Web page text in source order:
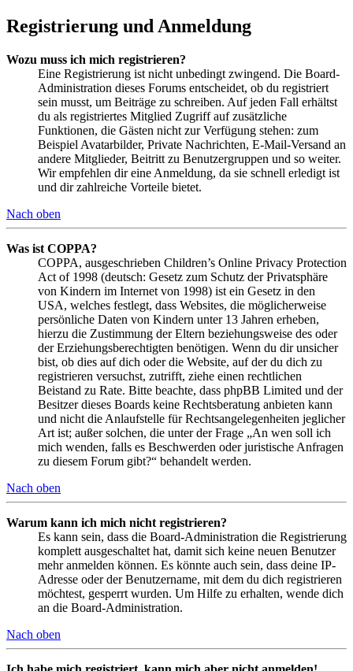
Registrierung und Anmeldung
Wozu muss ich mich registrieren?
Eine Registrierung ist nicht unbedingt zwingend. Die Board-
Administration dieses Forums entscheidet, ob du registriert
sein musst, um Beiträge zu schreiben. Auf jeden Fall erhältst
du als registriertes Mitglied Zugriff auf zusätzliche
Funktionen, die Gästen nicht zur Verfügung stehen: zum
Beispiel Avatarbilder, Private Nachrichten, E-Mail-Versand an
andere Mitglieder, Beitritt zu Benutzergruppen und so weiter.
Wir empfehlen dir eine Anmeldung, da sie schnell erledigt ist
und dir zahlreiche Vorteile bietet.
Nach oben
Was ist COPPA?
COPPA, ausgeschrieben Children’s Online Privacy Protection
Act of 1998 (deutsch: Gesetz zum Schutz der Privatsphäre
von Kindern im Internet von 1998) ist ein Gesetz in den
USA, welches festlegt, dass Websites, die möglicherweise
persönliche Daten von Kindern unter 13 Jahren erheben,
hierzu die Zustimmung der Eltern beziehungsweise des oder
der Erziehungsberechtigten benötigen. Wenn du dir unsicher
bist, ob dies auf dich oder die Website, auf der du dich zu
registrieren versuchst, zutrifft, ziehe einen rechtlichen
Beistand zu Rate. Bitte beachte, dass phpBB Limited und der
Besitzer dieses Boards keine Rechtsberatung anbieten kann
und nicht die Anlaufstelle für Rechtsangelegenheiten jeglicher
Art ist; außer solchen, die unter der Frage „An wen soll ich
mich wenden, falls es Beschwerden oder juristische Anfragen
zu diesem Forum gibt?“ behandelt werden.
Nach oben
Warum kann ich mich nicht registrieren?
Es kann sein, dass die Board-Administration die Registrierung
komplett ausgeschaltet hat, damit sich keine neuen Benutzer
mehr anmelden können. Es könnte auch sein, dass deine IP-
Adresse oder der Benutzername, mit dem du dich registrieren
möchtest, gesperrt wurden. Um Hilfe zu erhalten, wende dich
an die Board-Administration.
Nach oben